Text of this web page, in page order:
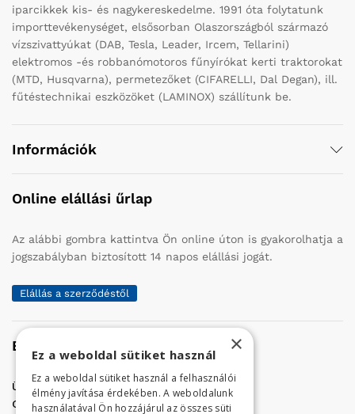
iparcikkek kis- és nagykereskedelme. 1991 óta folytatunk
importtevékenységet, elsősorban Olaszországból származó
vízszivattyúkat (DAB, Tesla, Leader, Ircem, Tellarini)
elektromos -és robbanómotoros fűnyírókat kerti traktorokat
(MTD, Husqvarna), permetezőket (CIFARELLI, Dal Degan), ill.
fűtéstechnikai eszközöket (LAMINOX) szállítunk be.
Információk
Online elállási űrlap
Az alábbi gombra kattintva Ön online úton is gyakorolhatja a
jogszabályban biztosított 14 napos elállási jogát.
Elállás a szerződéstől
Elérhetőség
Üzletünk címe:
Szolnok, Vércse út 17.
Golf Center Áruház:06 (56) 423-324
×
Ez a weboldal sütiket használ
Ez a weboldal sütiket használ a felhasználói
élmény javítása érdekében. A weboldalunk
használatával Ön hozzájárul az összes süti